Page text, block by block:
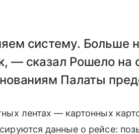
систему. Больше
— сказал Рошело на
Палаты
лентах — картонных
данные о рейсе: